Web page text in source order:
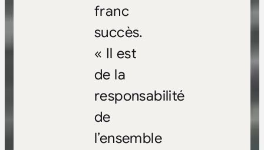
franc
succès.
« Il est
de la
responsabilité
de
l’ensemble